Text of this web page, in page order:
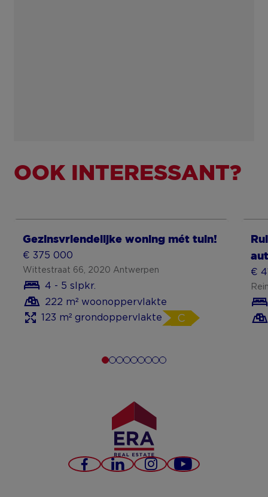
OOK INTERESSANT?
Gezinsvriendelijke woning mét tuin!
€ 375 000
Wittestraat 66, 2020 Antwerpen
4 - 5 slpkr.
222 m² woonoppervlakte
123 m² grondoppervlakte
C
Toon meer
€
Facebook
LinkedInInstagramYouTube